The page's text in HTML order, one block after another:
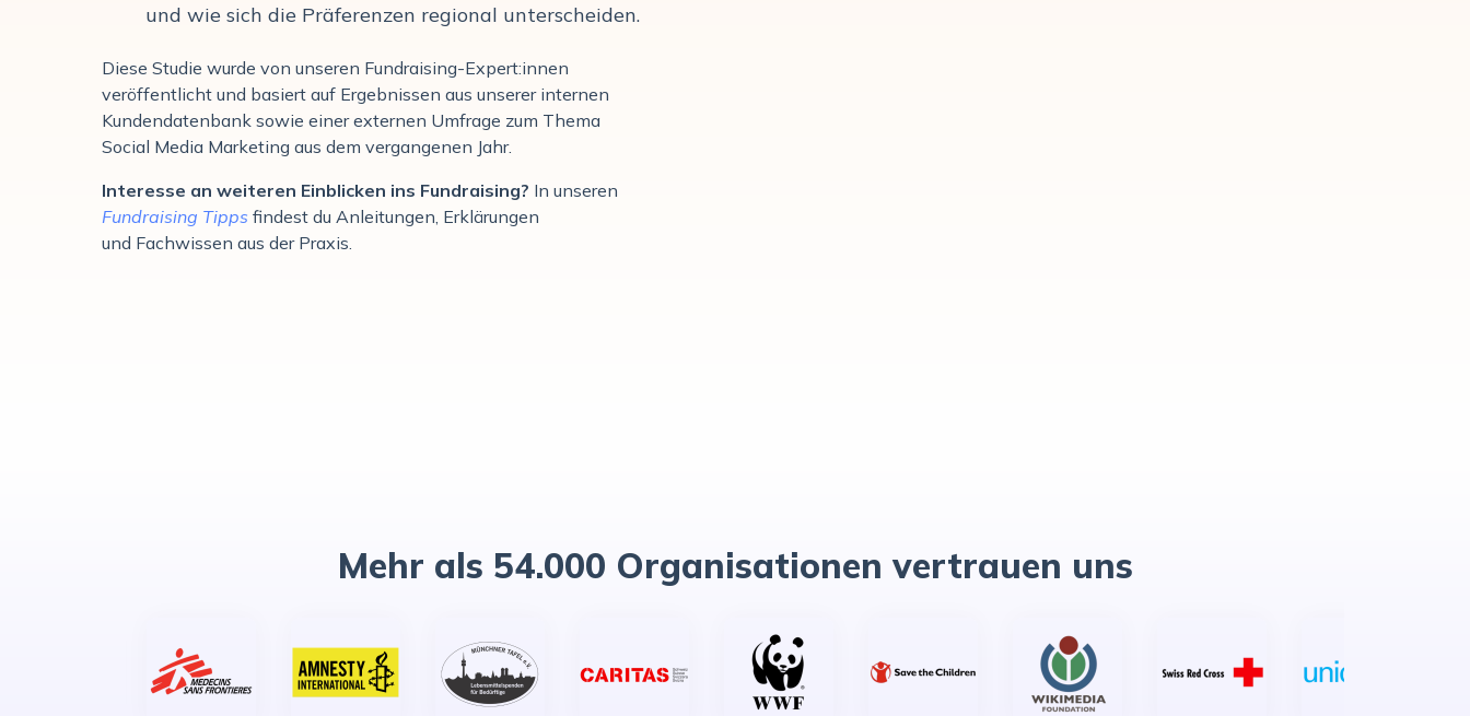
und wie sich die Präferenzen regional unterscheiden.
Diese Studie wurde von unseren Fundraising-Expert:innen
veröffentlicht und basiert auf Ergebnissen aus unserer internen
Kundendatenbank sowie einer externen Umfrage zum Thema
Social Media Marketing aus dem vergangenen Jahr.
Interesse an weiteren Einblicken ins Fundraising? In unseren
Fundraising Tipps findest du Anleitungen, Erklärungen
und Fachwissen aus der Praxis.
Mehr als 54.000 Organisationen vertrauen uns